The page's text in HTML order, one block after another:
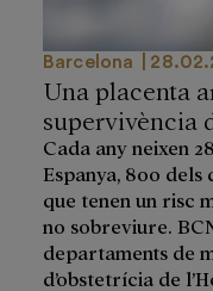
Barcelona
Una placenta
supervivència
Cada any neixen
Espanya, 800 dels
que tenen un risc
no sobreviure.
departaments de
d’obstetrícia de